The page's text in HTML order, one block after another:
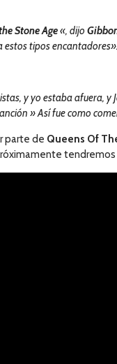
Stone Age«, dijo
tipos encantadores».
y yo estaba afuera, y
» Así fue como
parte de Queens Of